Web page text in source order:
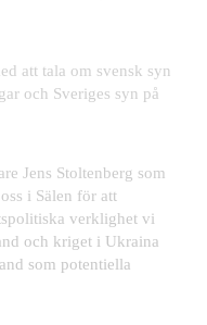
att tala om svensk syn
och Sveriges syn på
Jens Stoltenberg som
i Sälen för att
verklighet vi
och kriget i Ukraina
som potentiella